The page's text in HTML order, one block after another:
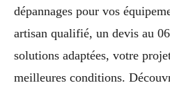
dépannages pour vos
artisan qualifié, un devis au
solutions adaptées, votre
meilleures conditions.